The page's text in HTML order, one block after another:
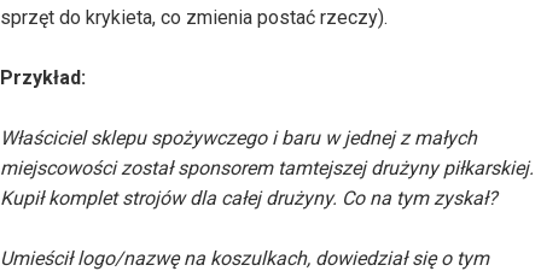
sprzęt do krykieta, co zmienia postać rzeczy).
Przykład:
Właściciel sklepu spożywczego i baru w jednej z małych
miejscowości został sponsorem tamtejszej drużyny piłkarskiej.
Kupił komplet strojów dla całej drużyny. Co na tym zyskał?
Umieścił logo/nazwę na koszulkach, dowiedział się o tym